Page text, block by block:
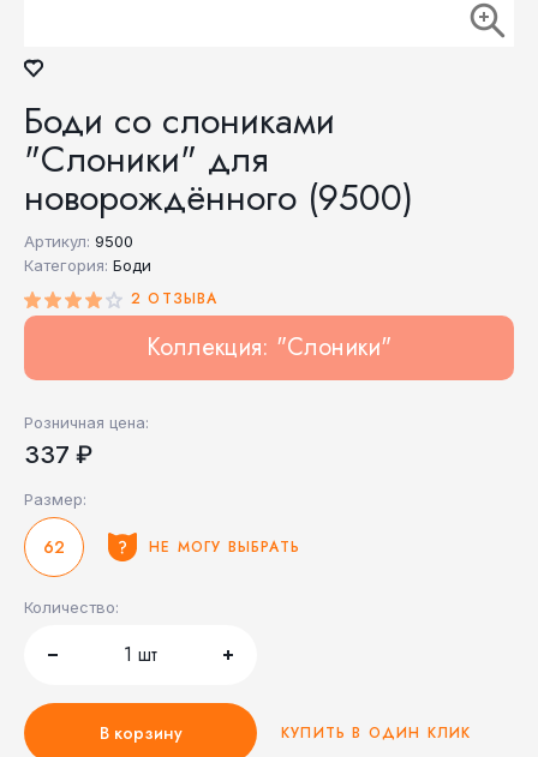
Боди со слониками
"Слоники" для
новорождённого (9500)
Артикул: 9500
Категория: Боди
2 ОТЗЫВА
Коллекция: "Слоники"
Розничная цена:
337 ₽
Размер:
62 НЕ МОГУ ВЫБРАТЬ
Количество:
1 шт
В корзину КУПИТЬ В ОДИН КЛИК